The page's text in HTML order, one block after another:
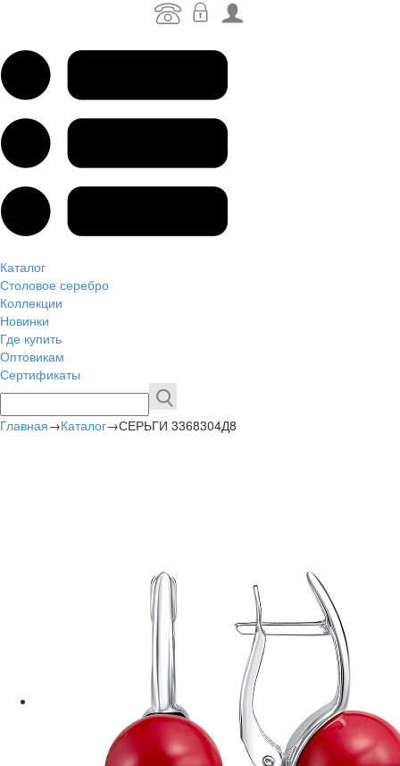
Каталог
Столовое серебро
Коллекции
Новинки
Где купить
Оптовикам
Сертификаты
Главная→Каталог→СЕРЬГИ 3368304Д8